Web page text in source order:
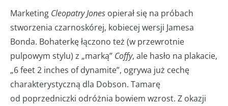
Marketing Cleopatry Jones opierał się na próbach
stworzenia czarnoskórej, kobiecej wersji Jamesa
Bonda. Bohaterkę łączono też (w przewrotnie
pulpowym stylu) z „marką” Coffy, ale hasło na plakacie,
„6 feet 2 inches of dynamite”, ogrywa już cechę
charakterystyczną dla Dobson. Tamarę
od poprzedniczki odróżnia bowiem wzrost. Z okazji